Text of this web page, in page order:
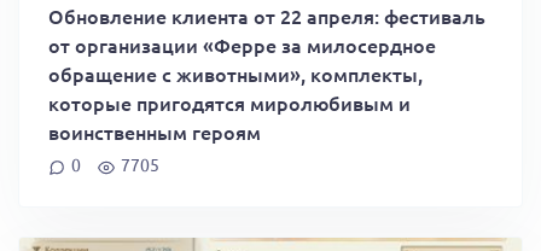
Обновление клиента от 22 апреля: фестиваль
от организации «Ферре за милосердное
обращение с животными», комплекты,
которые пригодятся миролюбивым и
воинственным героям
0 7705